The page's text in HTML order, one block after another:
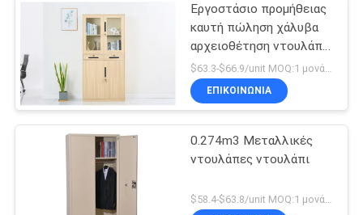
Εργοστάσιο προμήθειας
καυτή πώληση χάλυβα
αρχειοθέτηση ντουλάπι
μεταλλικά έπιπλα
γραφείου
ΕΠΙΚΟΙΝΩΝΊΑ
0.274m3 Μεταλλικές
ντουλάπες ντουλάπι
$58.4-$63.8/unit MOQ:1 μονάδα